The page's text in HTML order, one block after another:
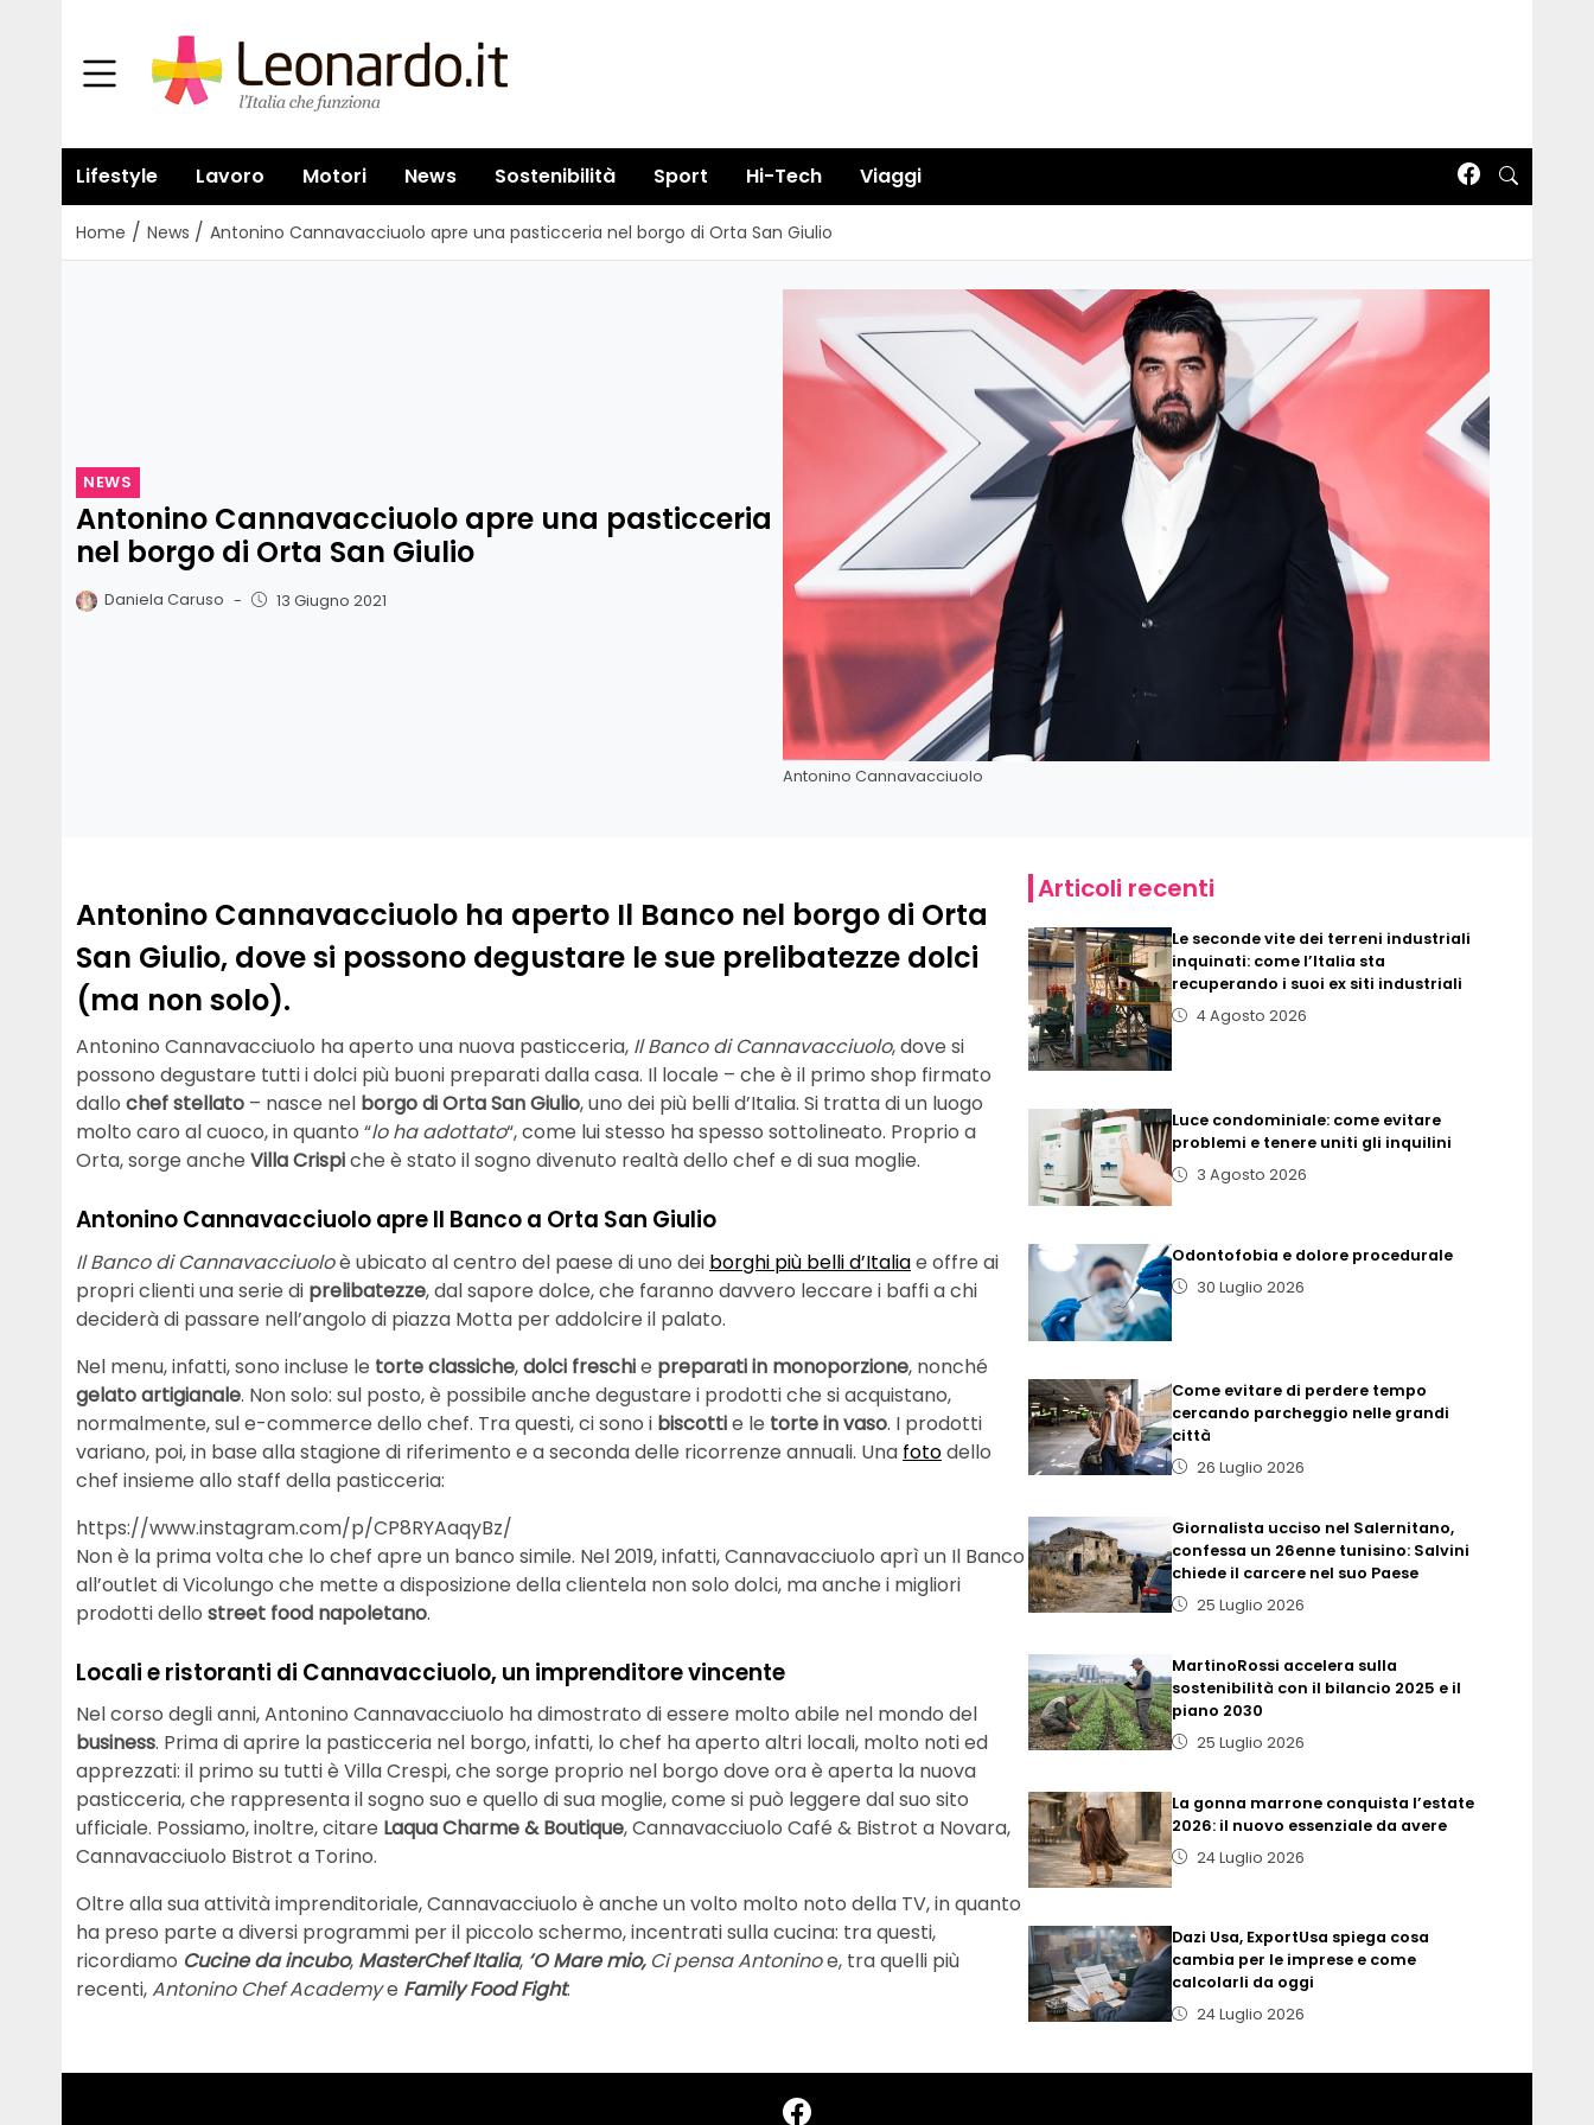
Lifestyle Lavoro Motori News Sostenibilità Sport Hi-Tech Viaggi
Home / News / Antonino Cannavacciuolo apre una pasticceria nel borgo di Orta San Giulio
NEWS
Antonino Cannavacciuolo apre una pasticceria
nel borgo di Orta San Giulio
Daniela Caruso - 13 Giugno 2021
Antonino Cannavacciuolo
Antonino Cannavacciuolo ha aperto Il Banco nel borgo di Orta
San Giulio, dove si possono degustare le sue prelibatezze dolci
(ma non solo).
Antonino Cannavacciuolo ha aperto una nuova pasticceria, Il Banco di Cannavacciuolo, dove si
possono degustare tutti i dolci più buoni preparati dalla casa. Il locale – che è il primo shop firmato
dallo chef stellato – nasce nel borgo di Orta San Giulio, uno dei più belli d’Italia. Si tratta di un luogo
molto caro al cuoco, in quanto “lo ha adottato“, come lui stesso ha spesso sottolineato. Proprio a
Orta, sorge anche Villa Crispiche è stato il sogno divenuto realtà dello chef e di sua moglie.
Antonino Cannavacciuolo apre Il Banco a Orta San Giulio
Il Banco di Cannavacciuoloè ubicato al centro del paese di uno dei borghi più belli d’Italiae offre ai
propri clienti una serie di prelibatezze, dal sapore dolce, che faranno davvero leccare i baffi a chi
deciderà di passare nell’angolo di piazza Motta per addolcire il palato.
Nel menu, infatti, sono incluse le torte classiche,dolci freschie preparati in monoporzione, nonché
gelato artigianale. Non solo: sul posto, è possibile anche degustare i prodotti che si acquistano,
normalmente, sul e-commerce dello chef. Tra questi, ci sono i biscottie le torte in vaso. I prodotti
variano, poi, in base alla stagione di riferimento e a seconda delle ricorrenze annuali. Una fotodello
chef insieme allo staff della pasticceria:
https://www.instagram.com/p/CP8RYAaqyBz/
Non è la prima volta che lo chef apre un banco simile. Nel 2019, infatti, Cannavacciuolo aprì un Il Banco
all’outlet di Vicolungo che mette a disposizione della clientela non solo dolci, ma anche i migliori
prodotti dello street food napoletano.
Locali e ristoranti di Cannavacciuolo, un imprenditore vincente
Nel corso degli anni, Antonino Cannavacciuolo ha dimostrato di essere molto abile nel mondo del
business. Prima di aprire la pasticceria nel borgo, infatti, lo chef ha aperto altri locali, molto noti ed
apprezzati: il primo su tutti è Villa Crespi, che sorge proprio nel borgo dove ora è aperta la nuova
pasticceria, che rappresenta il sogno suo e quello di sua moglie, come si può leggere dal suo sito
ufficiale. Possiamo, inoltre, citare Laqua Charme & Boutique, Cannavacciuolo Café & Bistrot a Novara,
Cannavacciuolo Bistrot a Torino.
Oltre alla sua attività imprenditoriale, Cannavacciuolo è anche un volto molto noto della TV, in quanto
ha preso parte a diversi programmi per il piccolo schermo, incentrati sulla cucina: tra questi,
ricordiamo Cucine da incubo, MasterChef Italia, ‘O Mare mio, Ci pensa Antoninoe, tra quelli più
recenti,Antonino Chef Academye Family Food Fight.
Articoli recenti
Le seconde vite dei terreni industriali
inquinati: come l’Italia sta
recuperando i suoi ex siti industriali
4 Agosto 2026
Luce condominiale: come evitare
problemi e tenere uniti gli inquilini
3 Agosto 2026
Odontofobia e dolore procedurale
30 Luglio 2026
Come evitare di perdere tempo
cercando parcheggio nelle grandi
città
26 Luglio 2026
Giornalista ucciso nel Salernitano,
confessa un 26enne tunisino: Salvini
chiede il carcere nel suo Paese
25 Luglio 2026
MartinoRossi accelera sulla
sostenibilità con il bilancio 2025 e il
piano 2030
25 Luglio 2026
La gonna marrone conquista l’estate
2026: il nuovo essenziale da avere
24 Luglio 2026
Dazi Usa, ExportUsa spiega cosa
cambia per le imprese e come
calcolarli da oggi
24 Luglio 2026